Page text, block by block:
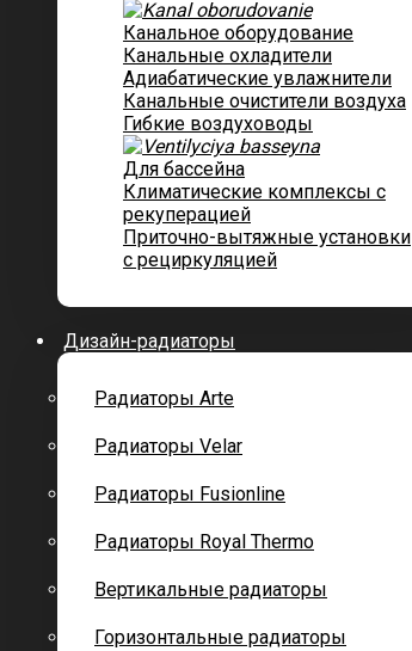
Канальное оборудование
Канальные охладители
Адиабатические увлажнители
Канальные очистители воздуха
Гибкие воздуховоды
Для бассейна
Климатические комплексы с
рекуперацией
Приточно-вытяжные установки
с рециркуляцией
Дизайн-радиаторы
Радиаторы Arte
Радиаторы Velar
Радиаторы Fusionline
Радиаторы Royal Thermo
Вертикальные радиаторы
Горизонтальные радиаторы